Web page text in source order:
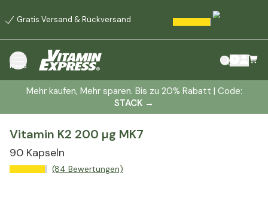
Gratis Versand & Rückversand
Menü
Mehr kaufen, Mehr sparen. Bis zu 20% Rabatt | Code:
STACK →
Vitamin K2 200 µg MK7
90 Kapseln
(84 Bewertungen)